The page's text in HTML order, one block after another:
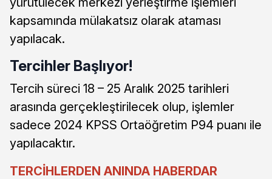
kapsamında mülakatsız olarak ataması
yapılacak.
Tercihler Başlıyor!
Tercih süreci 18 – 25 Aralık 2025 tarihleri
arasında gerçekleştirilecek olup, işlemler
sadece 2024 KPSS Ortaöğretim P94 puanı ile
yapılacaktır.
TERCİHLERDEN ANINDA HABERDAR